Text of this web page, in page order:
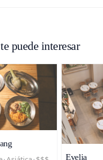
puede interesar
Evelia